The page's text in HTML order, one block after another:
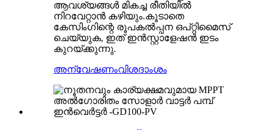
ആവശ്യങ്ങൾ മികച്ച രീതിയിൽ
നിറവേറ്റാൻ കഴിയും.കൂടാതെ
കേസിംഗിന്റെ രൂപകൽപ്പന ഒപ്റ്റിമൈസ്
ചെയ്യുക, ഇത് ഇൻസ്റ്റാളേഷൻ ഇടം
കുറയ്ക്കുന്നു.
അന്വേഷണംവിശദാംശം